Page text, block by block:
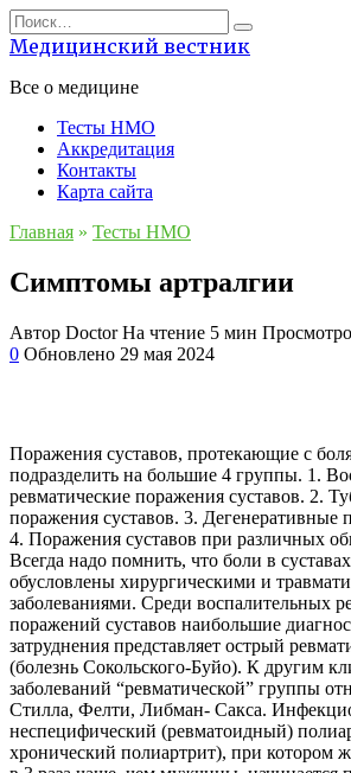
Перейти
к
содержанию
Search
for:
Медицинский вестник
Все о медицине
Тесты НМО
Аккредитация
Контакты
Карта сайта
Главная » Тесты НМО
Симптомы артралгии
Автор Doctor На чтение 5 мин
0 Обновлено 29 мая 2024
Поражения суставов, протекающие с
подразделить на большие 4 группы. 1.
ревматические поражения суставов. 2.
поражения суставов. 3. Дегенеративные
4. Поражения суставов при различных
Всегда надо помнить, что боли в
обусловлены хирургическими и
заболеваниями. Среди воспалительных
поражений суставов наибольшие
затруднения представляет острый
(болезнь Сокольского-Буйо). К другим
заболеваний “ревматической” группы
Стилла, Фелти, Либман- Сакса.
неспецифический (ревматоидный)
хронический полиартрит), при котором